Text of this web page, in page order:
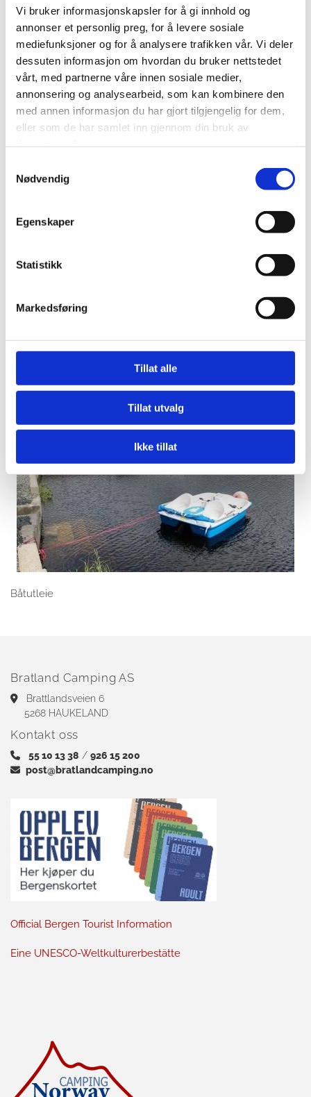
Vi bruker informasjonskapsler for å gi innhold og
annonser et personlig preg, for å levere sosiale
mediefunksjoner og for å analysere trafikken vår. Vi deler
dessuten informasjon om hvordan du bruker nettstedet
vårt, med partnerne våre innen sosiale medier,
annonsering og analysearbeid, som kan kombinere den
med annen informasjon du har gjort tilgjengelig for dem,
eller som de har samlet inn gjennom din bruk av
Nødvendig
Egenskaper
Statistikk
Markedsføring
Tillat alle
Tillat utvalg
Ikke tillat
Teltområde
Merkede turløyper
Båtutleie
Bratland Camping AS
 Brattlandsveien 6
5268 HAUKELAND
Kontakt oss
 55 10 13 38 / 926 15 200
 post@bratlandcamping.no
Official Bergen Tourist Information
Eine UNESCO-Weltkulturerbestätte